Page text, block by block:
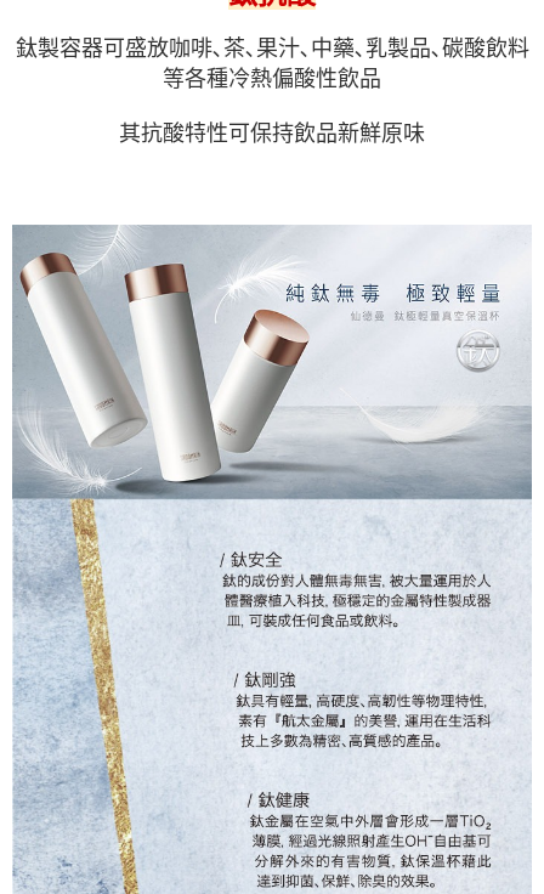
鈦製容器可盛放咖啡､茶､果汁､中藥､乳製品､碳酸飲料
等各種冷熱偏酸性飲品
其抗酸特性可保持飲品新鮮原味